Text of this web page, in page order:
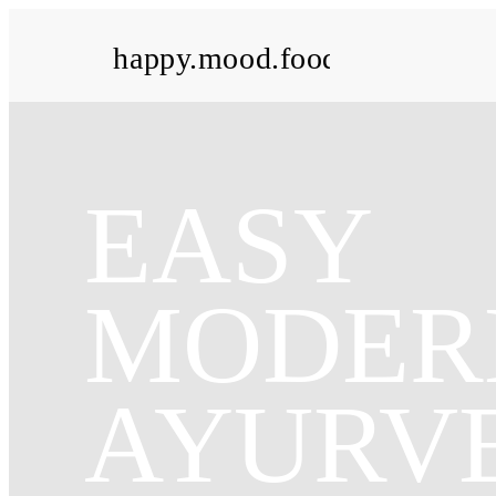
happy.mood.food
EASY